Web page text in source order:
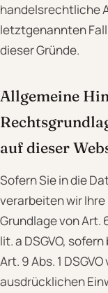
handelsrechtliche
letztgenannten
dieser Gründe.
Allgemeine
auf dieser
Sofern Sie in die
verarbeiten wir
Grundlage von Art.
lit. a DSGVO,
Art. 9 Abs. 1
ausdrücklichen